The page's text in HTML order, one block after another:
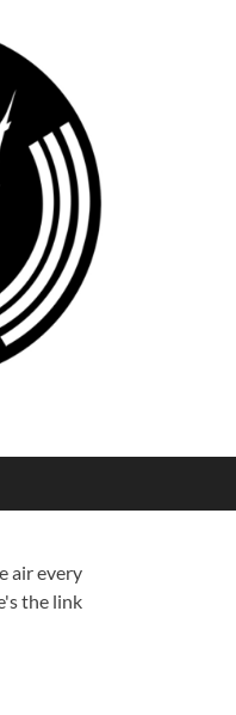
air every
the link